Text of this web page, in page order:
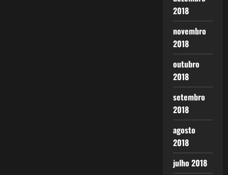
2018
novembro
2018
outubro
2018
setembro
2018
agosto
2018
julho 2018